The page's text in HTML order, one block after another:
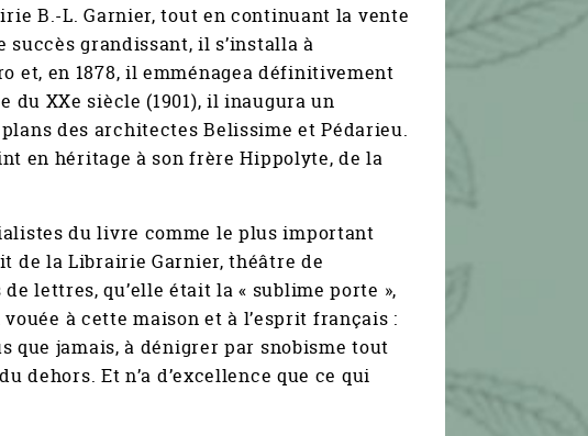
B.-L. Garnier, tout en continuant la vente
grandissant, il s’installa à
et, en 1878, il emménagea définitivement
du XXe siècle (1901), il inaugura un
des architectes Belissime et Pédarieu.
en héritage à son frère Hippolyte, de la
du livre comme le plus important
de la Librairie Garnier, théâtre de
lettres, qu’elle était la « sublime porte »,
à cette maison et à l’esprit français :
que jamais, à dénigrer par snobisme tout
dehors. Et n’a d’excellence que ce qui